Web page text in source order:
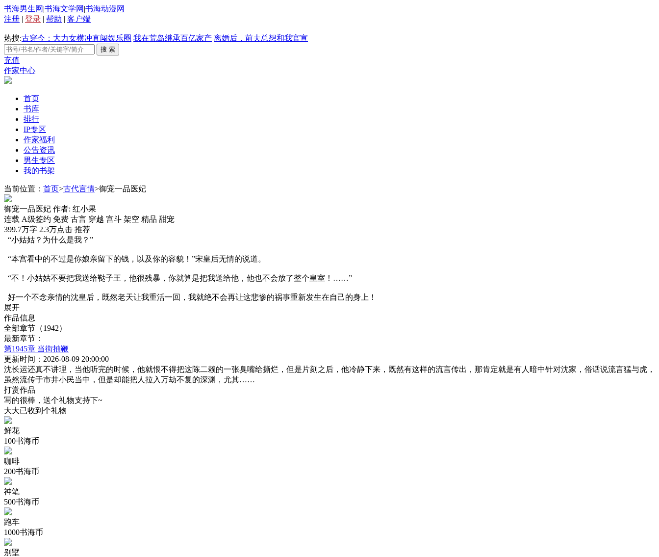
书海男生网 |书海文学网 |书海动漫网
注册 | 登录 | 帮助 | 客户端
热搜:古穿今：大力女横冲直闯娱乐圈 我在荒岛继承百亿家产 离婚后，前夫总想和我官宣
充值
作家中心
首页
书库
排行
IP专区
作家福利
公告资讯
男生专区
我的书架
当前位置： 首页>古代言情>御宠一品医妃
御宠一品医妃 作者: 红小果
连载 A级签约 免费 古言 穿越 宫斗 架空 精品 甜宠
399.7万字 2.3万点击 推荐
“小姑姑？为什么是我？”
“本宫看中的不过是你娘亲留下的钱，以及你的容貌！”宋皇后无情的说道。
“不！小姑姑不要把我送给鞑子王，他很残暴，你就算是把我送给他，他也不会放了整个皇室！……”
好一个不念亲情的沈皇后，既然老天让我重活一回，我就绝不会再让这悲惨的祸事重新发生在自己的身上！
展开
作品信息
全部章节（1942）
最新章节：
第1945章 当街抽鞭
更新时间：2026-08-09 20:00:00
沈长运还真不讲理，当他听完的时候，他就恨不得把这陈二赖的一张臭嘴给撕烂，但是片刻之后，他冷静下来，既然有这样的流言传出，那肯定就是有人暗中针对沈家，俗话说流言猛与虎，
虽然流传于市井小民当中，但是却能把人拉入万劫不复的深渊，尤其……
打赏作品
写的很棒，送个礼物支持下~
大大已收到 个礼物
鲜花
100书海币
咖啡
200书海币
神笔
500书海币
跑车
1000书海币
别墅